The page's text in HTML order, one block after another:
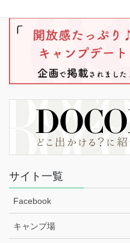
サイト一覧
Facebook
キャンプ場